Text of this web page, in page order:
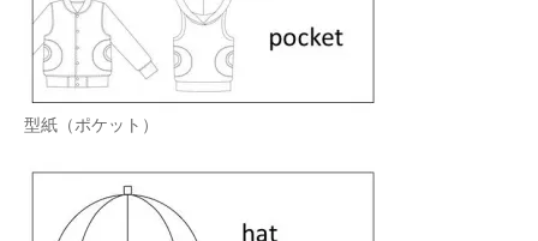
型紙（ポケット）